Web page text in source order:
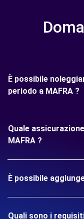
È possibile
periodo a MAFRA ?
Quale
MAFRA ?
È possibile
Quali sono i